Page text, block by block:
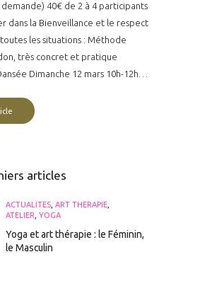
40€ de 2 à 4 participants
dans la Bienveillance et le respect
les situations : Méthode
très concret et pratique
Dimanche 12 mars 10h-12h…
articles
ACTUALITÉS, ART THÉRAPIE,
ATELIER YOGA
Yoga et art thérapie : le Féminin,
le Masculin